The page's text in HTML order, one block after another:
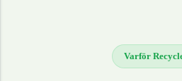
Varför